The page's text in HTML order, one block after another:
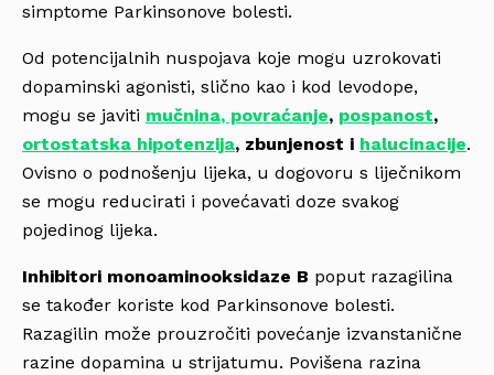
simptome Parkinsonove bolesti.
Od potencijalnih nuspojava koje mogu uzrokovati
dopaminski agonisti, slično kao i kod levodope,
mogu se javiti mučnina, povraćanje, pospanost,
ortostatska hipotenzija, zbunjenost i halucinacije.
Ovisno o podnošenju lijeka, u dogovoru s liječnikom
se mogu reducirati i povećavati doze svakog
pojedinog lijeka.
Inhibitori monoaminooksidaze B poput razagilina
se također koriste kod Parkinsonove bolesti.
Razagilin može prouzročiti povećanje izvanstanične
razine dopamina u strijatumu. Povišena razina